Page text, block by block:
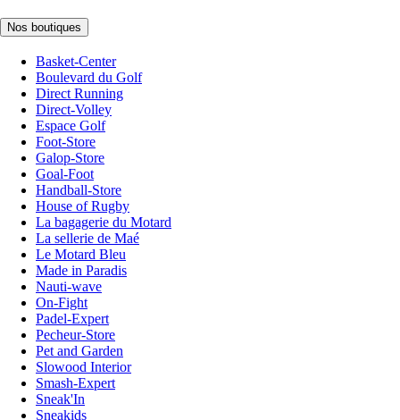
Nos boutiques
Basket-Center
Boulevard du Golf
Direct Running
Direct-Volley
Espace Golf
Foot-Store
Galop-Store
Goal-Foot
Handball-Store
House of Rugby
La bagagerie du Motard
La sellerie de Maé
Le Motard Bleu
Made in Paradis
Nauti-wave
On-Fight
Padel-Expert
Pecheur-Store
Pet and Garden
Slowood Interior
Smash-Expert
Sneak'In
Sneakids